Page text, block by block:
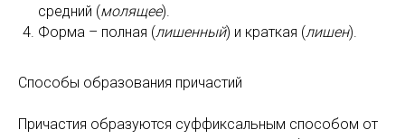
средний (молящее).
Форма – полная (лишенный) и краткая (лишен).
Способы образования причастий
Причастия образуются суффиксальным способом от